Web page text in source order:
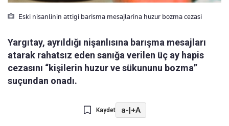
Eski nisanlinin attigi barisma mesajlarina huzur bozma cezasi
Yargıtay, ayrıldığı nişanlısına barışma mesajları
atarak rahatsız eden sanığa verilen üç ay hapis
cezasını “kişilerin huzur ve sükununu bozma”
suçundan onadı.
Kaydet a-|+A